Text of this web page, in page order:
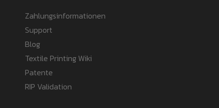
Zahlungsinformationen
Support
Blog
Textile Printing Wiki
Patente
RIP Validation